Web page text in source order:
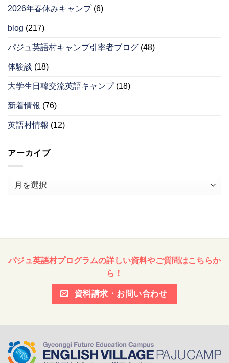
2026年春休みキャンプ(6)
blog (217)
パジュ英語村キャンプ引率者ブログ (48)
体験談 (18)
大学生日韓交流英語キャンプ(18)
新着情報 (76)
英語村情報 (12)
アーカイブ
パジュ英語村プログラムの詳しい資料やご質問はこちらか
ら！
資料請求・お問い合わせ